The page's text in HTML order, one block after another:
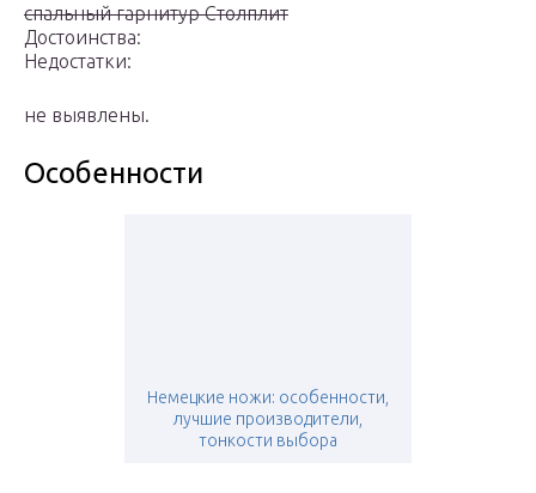
спальный гарнитур Столплит
Достоинства:
Недостатки:
не выявлены.
Особенности
Немецкие ножи: особенности,
лучшие производители,
тонкости выбора